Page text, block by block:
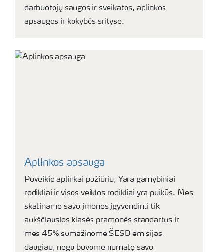
darbuotojų saugos ir sveikatos, aplinkos
apsaugos ir kokybės srityse.
Aplinkos apsauga
Poveikio aplinkai požiūriu, Yara gamybiniai
rodikliai ir visos veiklos rodikliai yra puikūs. Mes
skatiname savo įmones įgyvendinti tik
aukščiausios klasės pramonės standartus ir
mes 45% sumažinome ŠESD emisijas,
daugiau, negu buvome numatę savo